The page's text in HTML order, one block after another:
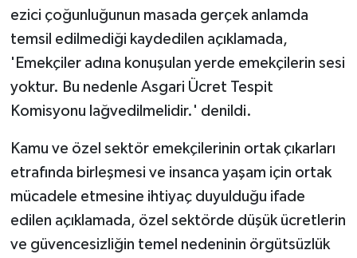
ezici çoğunluğunun masada gerçek anlamda
temsil edilmediği kaydedilen açıklamada,
'Emekçiler adına konuşulan yerde emekçilerin sesi
yoktur. Bu nedenle Asgari Ücret Tespit
Komisyonu lağvedilmelidir.' denildi.
Kamu ve özel sektör emekçilerinin ortak çıkarları
etrafında birleşmesi ve insanca yaşam için ortak
mücadele etmesine ihtiyaç duyulduğu ifade
edilen açıklamada, özel sektörde düşük ücretlerin
ve güvencesizliğin temel nedeninin örgütsüzlük